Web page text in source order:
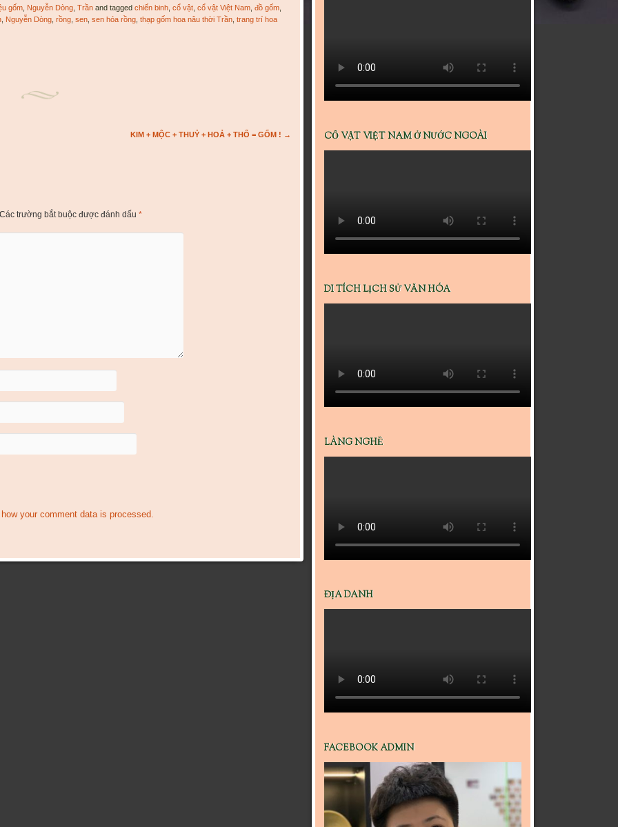
gốm, Nguyễn Dòng, Trầnand tagged chiến binh, cổ vật, cổ vật Việt Nam, đồ gốm,
, Nguyễn Dòng, rồng, sen, sen hóa rồng, thạp gốm hoa nâu thời Trần, trang trí hoa
KIM + MỘC + THUỶ + HOẢ + THỔ = GỐM ! →
Các trường bắt buộc được đánh dấu *
how your comment data is processed.
CỔ VẬT VIỆT NAM Ở NƯỚC NGOÀI
DI TÍCH LỊCH SỬ VĂN HÓA
LÀNG NGHỀ
ĐỊA DANH
FACEBOOK ADMIN